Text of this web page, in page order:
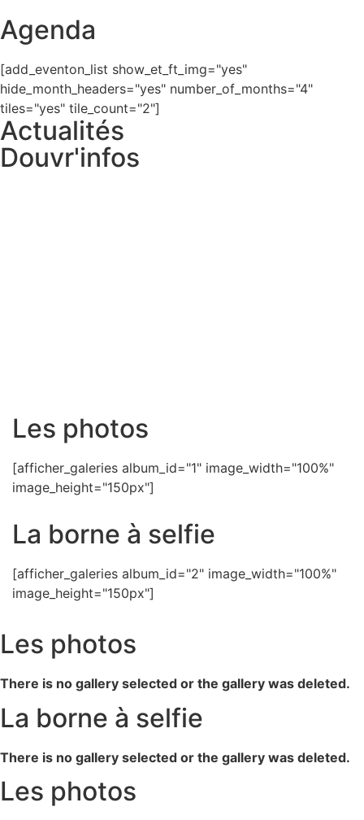
Agenda
[add_eventon_list show_et_ft_img="yes"
hide_month_headers="yes" number_of_months="4"
tiles="yes" tile_count="2"]
Actualités
Douvr'infos
Les photos
[afficher_galeries album_id="1" image_width="100%"
image_height="150px"]
La borne à selfie
[afficher_galeries album_id="2" image_width="100%"
image_height="150px"]
Les photos
There is no gallery selected or the gallery was deleted.
La borne à selfie
There is no gallery selected or the gallery was deleted.
Les photos